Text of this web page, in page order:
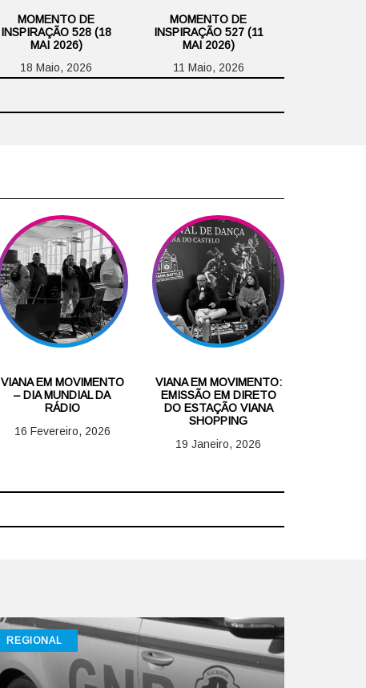
MOMENTO DE
INSPIRAÇÃO 528 (18
MAI 2026)
18 Maio, 2026
MOMENTO DE
INSPIRAÇÃO 527 (11
MAI 2026)
11 Maio, 2026
VIANA EM MOVIMENTO
– DIA MUNDIAL DA
RÁDIO
16 Fevereiro, 2026
VIANA EM MOVIMENTO:
EMISSÃO EM DIRETO
DO ESTAÇÃO VIANA
SHOPPING
19 Janeiro, 2026
REGIONAL